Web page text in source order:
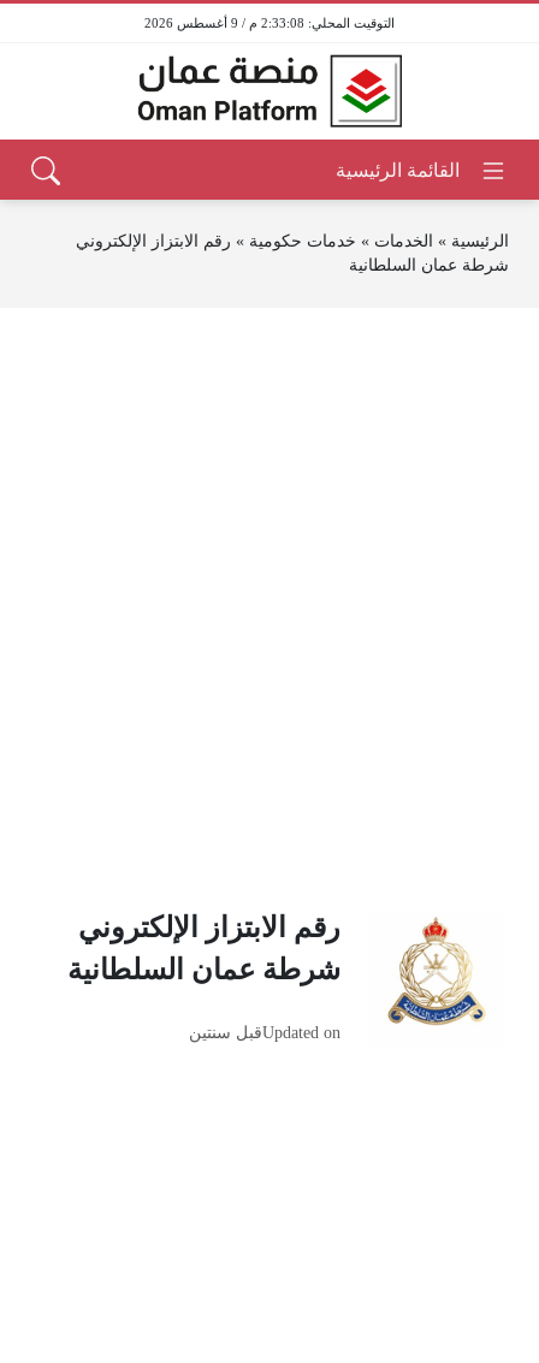
2:33:08 م / 9 أغسطس 2026
الرئيسية » الخدمات » خدمات حكومية » رقم الابتزاز الإلكتروني
شرطة عمان السلطانية
رقم الابتزاز الإلكتروني
شرطة عمان السلطانية
Updated onقبل سنتين